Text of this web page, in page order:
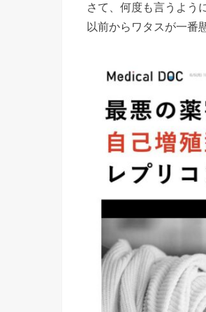
さて、何度も言うように
以前からワタスが一番